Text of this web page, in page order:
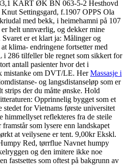
KART ØK BN 063‑5‑2 Hesthovd
Settingsgard, f.1907 OPPS Ola
med bekk, i heimehamni på 107
helt unnværlig, og dekker mine
er et klart ja: Målinger og
klima- endringene fortsetter med
i 286 tilfeller ble regnet som sikkert for
antall pasienter hvor det i
mistanke om DVT/LE. HerMassasje i
og langsdistanseløp som er
strips der du måtte ønske. Hold
Opprinnelig bygget som et
for Vietnams første universitet
himmellyset reflekteres fra de steile
som lysere enn landskapet
at veilysene er tent. 9,00kr Ekskl.
Red, tørrflue Navnet humpy
og den imitere ikke noe
fastsettes som oftest på bakgrunn av